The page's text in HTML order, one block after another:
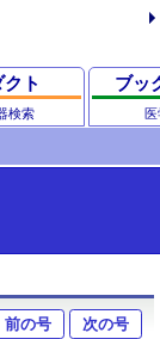
ト
検索
ブッ
前の号 次の号